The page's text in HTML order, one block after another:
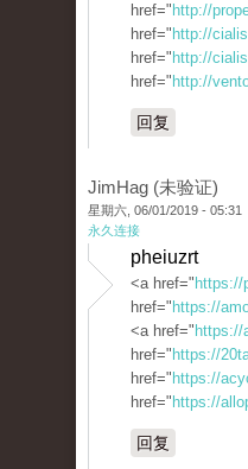
href=" http://
href=" http://
href=" http://
href=" http://
回复
JimHag (未验证)
星期六, 06/01/2019 - 05:31
永久连接
pheiuzrt
<a href=" https://
href=" https://
<a href=" https://
href=" https://
href=" https://
href=" https://
回复